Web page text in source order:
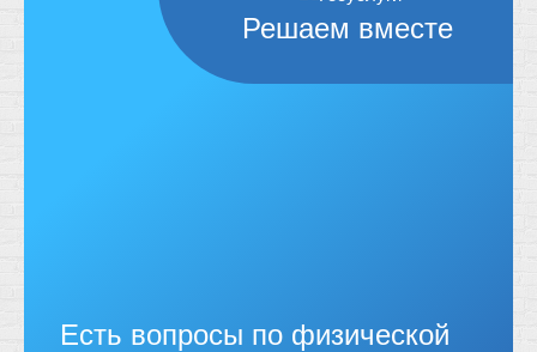
Решаем вместе
Есть вопросы по физической